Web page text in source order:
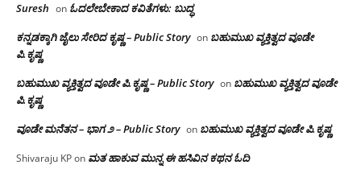
Suresh on ಓದಲೇಬೇಕಾದ‌ ಕವಿತೆಗಳು: ಬುದ್ಧ
ಕನ್ನಡಕ್ಕಾಗಿ ಜೈಲು ಸೇರಿದ ಕೃಷ್ಣ – Public Story on ಬಹುಮುಖ ವ್ಯಕ್ತಿತ್ವದ ವೂಡೇ
ಪಿ.ಕೃಷ್ಣ
ಬಹುಮುಖ ವ್ಯಕ್ತಿತ್ವದ ವೂಡೇ ಪಿ.ಕೃಷ್ಣ – Public Story on ಬಹುಮುಖ ವ್ಯಕ್ತಿತ್ವದ ವೂಡೇ
ಪಿ.ಕೃಷ್ಣ
ವೂಡೇ ಮನೆತನ – ಭಾಗ ೨ – Public Story on ಬಹುಮುಖ ವ್ಯಕ್ತಿತ್ವದ ವೂಡೇ ಪಿ.ಕೃಷ್ಣ
Shivaraju KPon ಮತ ಹಾಕುವ ಮುನ್ನ ಈ ಹಸಿವಿನ ಕಥನ ಓದಿ